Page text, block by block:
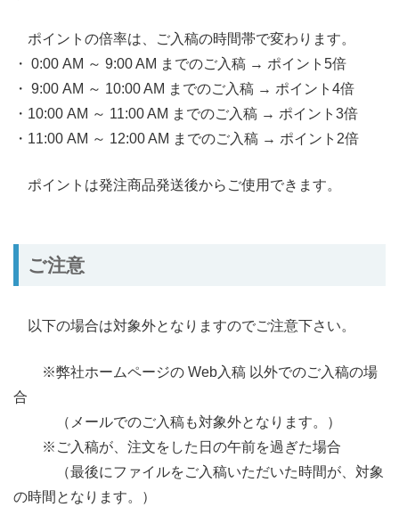
ポイントの倍率は、ご入稿の時間帯で変わります。
・ 0:00 AM ～ 9:00 AM までのご入稿 → ポイント5倍
・ 9:00 AM ～ 10:00 AM までのご入稿 → ポイント4倍
・10:00 AM ～ 11:00 AM までのご入稿 → ポイント3倍
・11:00 AM ～ 12:00 AM までのご入稿 → ポイント2倍
ポイントは発注商品発送後からご使用できます。
ご注意
以下の場合は対象外となりますのでご注意下さい。
※弊社ホームページの Web入稿 以外でのご入稿の場
合
（メールでのご入稿も対象外となります。）
※ご入稿が、注文をした日の午前を過ぎた場合
（最後にファイルをご入稿いただいた時間が、対象
の時間となります。）